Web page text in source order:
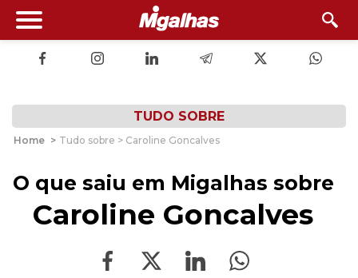
TUDO SOBRE
Home > Tudo sobre > Caroline Goncalves
O que saiu em Migalhas sobre
Caroline Goncalves